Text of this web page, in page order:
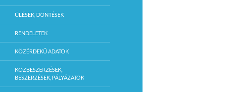
ÜLÉSEK, DÖNTÉSEK
RENDELETEK
KÖZÉRDEKŰ ADATOK
KÖZBESZERZÉSEK,
BESZERZÉSEK, PÁLYÁZATOK